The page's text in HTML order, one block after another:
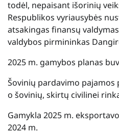
todėl, nepaisant išorinių
Respublikos vyriausybės
atsakingas finansų
valdybos pirmininkas
2025 m. gamybos planas
Šovinių pardavimo
o šovinių, skirtų civilinei
Gamykla 2025 m.
2024 m.